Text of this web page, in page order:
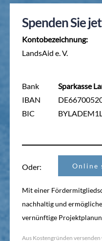
Spenden Sie
Kontobezeichnung:
LandsAid e. V.
Bank
IBAN
BIC
Sparkasse
Oder: Online
Mit einer
nachhaltig und
vernünftige
Aus Kostengründen